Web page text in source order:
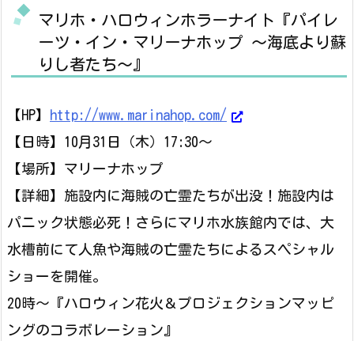
マリホ・ハロウィンホラーナイト『パイレ
ーツ・イン・マリーナホップ ～海底より蘇
りし者たち～』
【HP】 http://www.marinahop.com/
【日時】10月31日（木）17:30～
【場所】マリーナホップ
【詳細】施設内に海賊の亡霊たちが出没！施設内は
パニック状態必死！さらにマリホ水族館内では、大
水槽前にて人魚や海賊の亡霊たちによるスペシャル
ショーを開催。
20時～『ハロウィン花火＆プロジェクションマッピ
ングのコラボレーション』